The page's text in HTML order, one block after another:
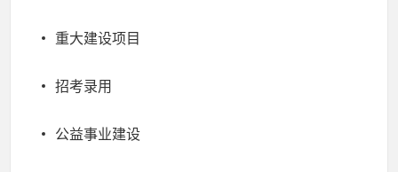
重大建设项目
招考录用
公益事业建设